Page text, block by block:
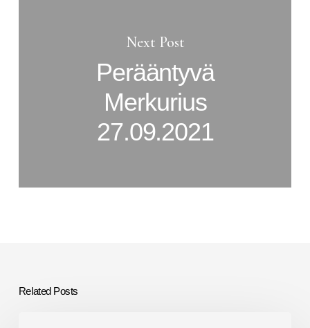
Next Post
Perääntyvä
Merkurius
27.09.2021
Related Posts